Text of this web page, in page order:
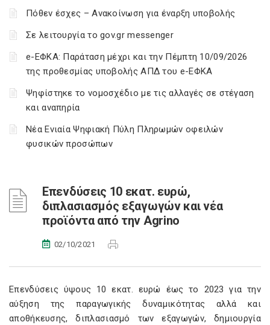
Πόθεν έσχες – Ανακοίνωση για έναρξη υποβολής
Σε λειτουργία το gov.gr messenger
e-ΕΦΚΑ: Παράταση μέχρι και την Πέμπτη 10/09/2026
της προθεσμίας υποβολής ΑΠΔ του e-ΕΦΚΑ
Ψηφίστηκε το νομοσχέδιο με τις αλλαγές σε στέγαση
και αναπηρία
Νέα Ενιαία Ψηφιακή Πύλη Πληρωμών οφειλών
φυσικών προσώπων
Επενδύσεις 10 εκατ. ευρώ,
διπλασιασμός εξαγωγών και νέα
προϊόντα από την Agrino
02/10/2021
Επενδύσεις ύψους 10 εκατ. ευρώ έως το 2023 για την
αύξηση της παραγωγικής δυναμικότητας αλλά και
αποθήκευσης, διπλασιασμό των εξαγωγών, δημιουργία